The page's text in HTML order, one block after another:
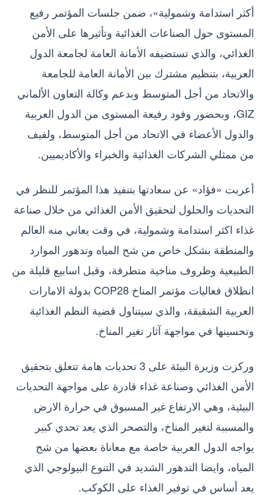
أكثر استدامة وشمولية»، ضمن جلسات المؤتمر رفيع
المستوى حول الصناعات الغذائية وتأثيرها على الأمن
الغذائي، والذي تستضيفه الأمانة العامة لجامعة الدول
العربية، بتنظيم مشترك بين الأمانة العامة للجامعة
والاتحاد من أجل المتوسط وبدعم وكالة التعاون الألماني
GIZ، وبحضور وفود رفيعة المستوى من الدول العربية
والدول الأعضاء في الاتحاد من أجل المتوسط، ولفيف
من ممثلي الشركات الغذائية والخبراء والأكاديميين.
أعربت «فؤاد» عن سعادتها بتنفيذ هذا المؤتمر للنظر في
التحديات والحلول لتحقيق الأمن الغذائي من خلال صناعة
غذاء اكثر استدامة وشمولية، في وقت يعاني منه العالم
والمنطقة بشكل خاص من شح المياه وتدهور الموارد
الطبيعية وظروف مناخية متطرفة، وقبل اسابيع قليلة من
انطلاق فعاليات مؤتمر المناخ COP28 بدولة الامارات
العربية الشقيقة، والذي سيتناول قضية النظم الغذائية
وتحسينها في مواجهة آثار تغير المناخ.
وركزت وزيرة البيئة على 3 تحديات هامة تتعلق بتحقيق
الأمن الغذائي وصناعة غذاء قادرة على مواجهة التحديات
البيئية، وهي الارتفاع غير المسبوق في حرارة الارض
والمسببة لتغير المناخ، والتصحر الذي يعد تحدي كبير
يواجه الدول العربية خاصة مع معاناة بعضها من شح
المياه، وايضا التدهور الشديد في التنوع البيولوجي الذي
يعد أساس في توفير الغذاء على الكوكب.